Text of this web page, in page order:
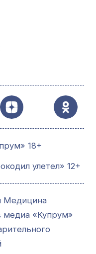
18+
улетел» 12+
Медицина
медиа «Купрум»